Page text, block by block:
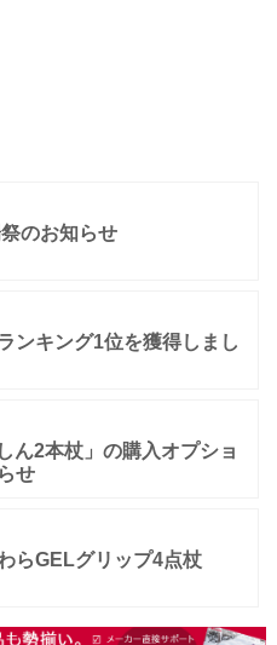
のお知らせ
ンキング1位を獲得しまし
ん2本杖」の購入オプショ
せ
らGELグリップ4点杖